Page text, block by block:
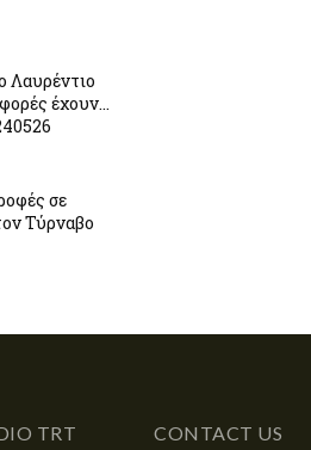
Λαυρέντιο
έχουν…
σε
Τύρναβο
TRT CONTACT US